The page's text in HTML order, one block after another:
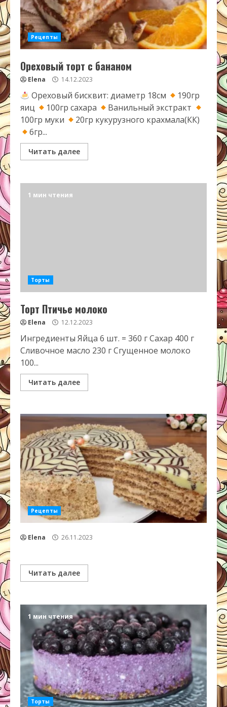
Рецепты
Ореховый торт с бананом
Elena 14.12.2023
Ореховый бисквит: диаметр 18см
190гр
яиц
100гр сахара
Ванильный экстракт
100гр муки
20гр кукурузного крахмала(КК)
6гр...
Читать далее
1 мин чтения
Торты
Торт Птичье молоко
Elena 12.12.2023
Ингредиенты Яйца 6 шт. = 360 г Сахар 400 г
Сливочное масло 230 г Сгущенное молоко
100...
Читать далее
Рецепты
Elena 26.11.2023
Читать далее
1 мин чтения
Торты